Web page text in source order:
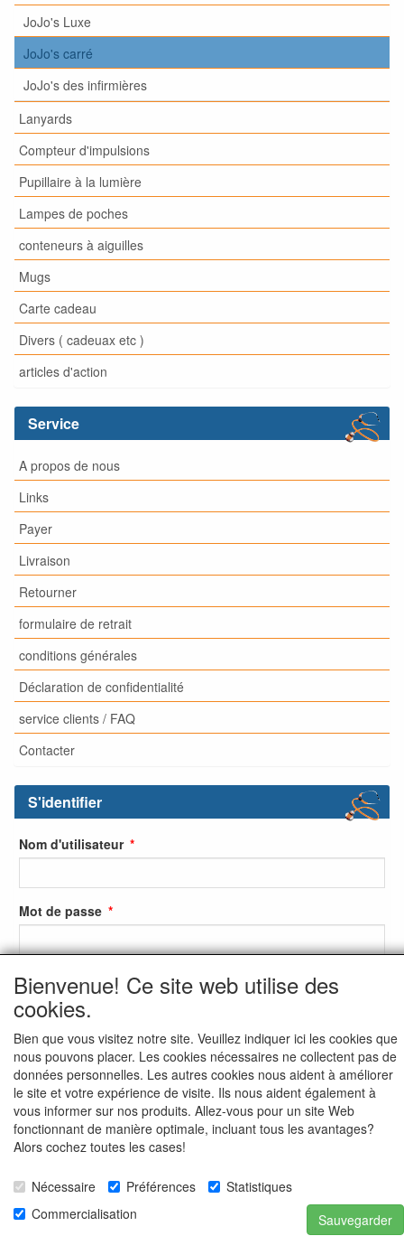
JoJo's Luxe
JoJo's carré
JoJo's des infirmières
Lanyards
Compteur d'impulsions
Pupillaire à la lumière
Lampes de poches
conteneurs à aiguilles
Mugs
Carte cadeau
Divers ( cadeuax etc )
articles d'action
Service
A propos de nous
Links
Payer
Livraison
Retourner
formulaire de retrait
conditions générales
Déclaration de confidentialité
service clients / FAQ
Contacter
S'identifier
Nom d'utilisateur
Mot de passe
S'identifier
S'inscrire
Mot de passe oublié ?
Bienvenue! Ce site web utilise des
cookies.
Bien que vous visitez notre site. Veuillez indiquer ici les cookies que
nous pouvons placer. Les cookies nécessaires ne collectent pas de
données personnelles. Les autres cookies nous aident à améliorer
le site et votre expérience de visite. Ils nous aident également à
vous informer sur nos produits. Allez-vous pour un site Web
fonctionnant de manière optimale, incluant tous les avantages?
Alors cochez toutes les cases!
Nécessaire Préférences
Statistiques
Commercialisation
Sauvegarder